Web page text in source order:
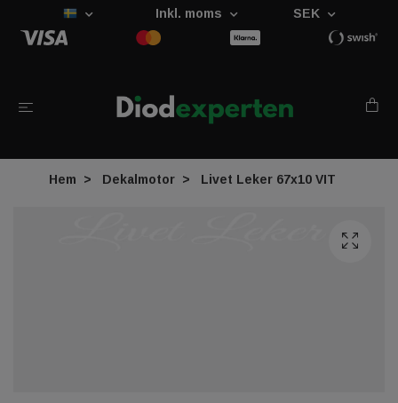
Inkl. moms SEK
Hem Dekalmotor Livet Leker 67x10 VIT